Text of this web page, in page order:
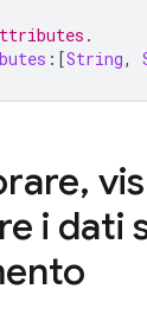
:[String,
,
i dati